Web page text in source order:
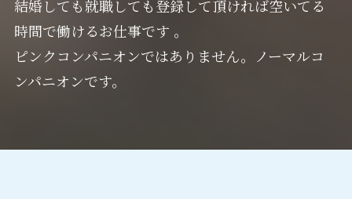
結婚しても就職しても登録して頂ければ空いてる
時間で働けるお仕事です 。
ピンクコンパニオンではありません。ノーマルコ
ンパニオンです。